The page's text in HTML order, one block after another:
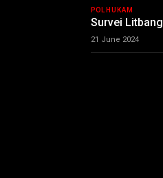
POLHUKAM
Survei
21 June 2024